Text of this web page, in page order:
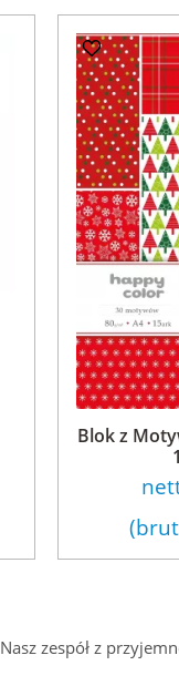
Blok z
zespół z